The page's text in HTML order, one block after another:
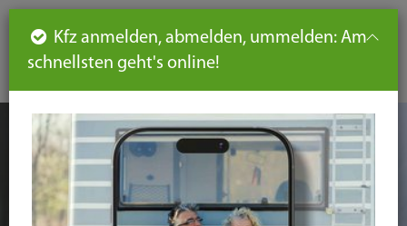
DE
Seiteninhalt
Hauptnavigation
Seitennavigation
leichte
Sprache
Kfz anmelden, abmelden, ummelden: Am
schnellsten geht's online!